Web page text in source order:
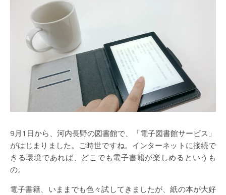
9月1日から、河内長野の図書館で、「電子図書館サービス」
がはじまりました。ご時世ですね。インターネットに接続で
きる環境であれば、どこでも電子書籍が楽しめるというも
の。
電子書籍、いままでも色々試してきましたが、紙の本が大好